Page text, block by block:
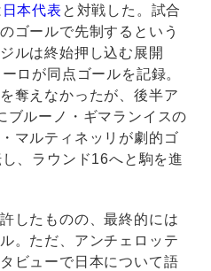
日本代表 と対戦した。試合
ゴールで先制するという
ルは終始押し込む展開
ロが同点ゴールを記録。
奪えなかったが、後半ア
ブルーノ・ギマランイスの
マルティネッリが劇的ゴ
、ラウンド16へと駒を進
したものの、最終的には
。ただ、アンチェロッテ
ビューで日本について語